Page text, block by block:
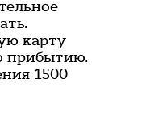
карту
прибытию.
1500